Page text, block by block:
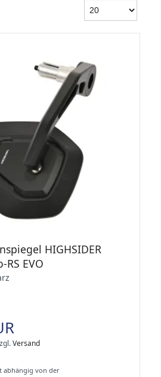
HIGHSIDER
RS EVO
Versand
abhängig von der